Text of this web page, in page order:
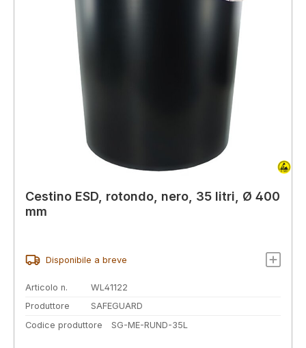
Cestino ESD, rotondo, nero, 35 litri, Ø 400
mm
Disponibile a breve
Articolo n.
WL41122
Produttore
SAFEGUARD
Codice produttore
SG-ME-RUND-35L